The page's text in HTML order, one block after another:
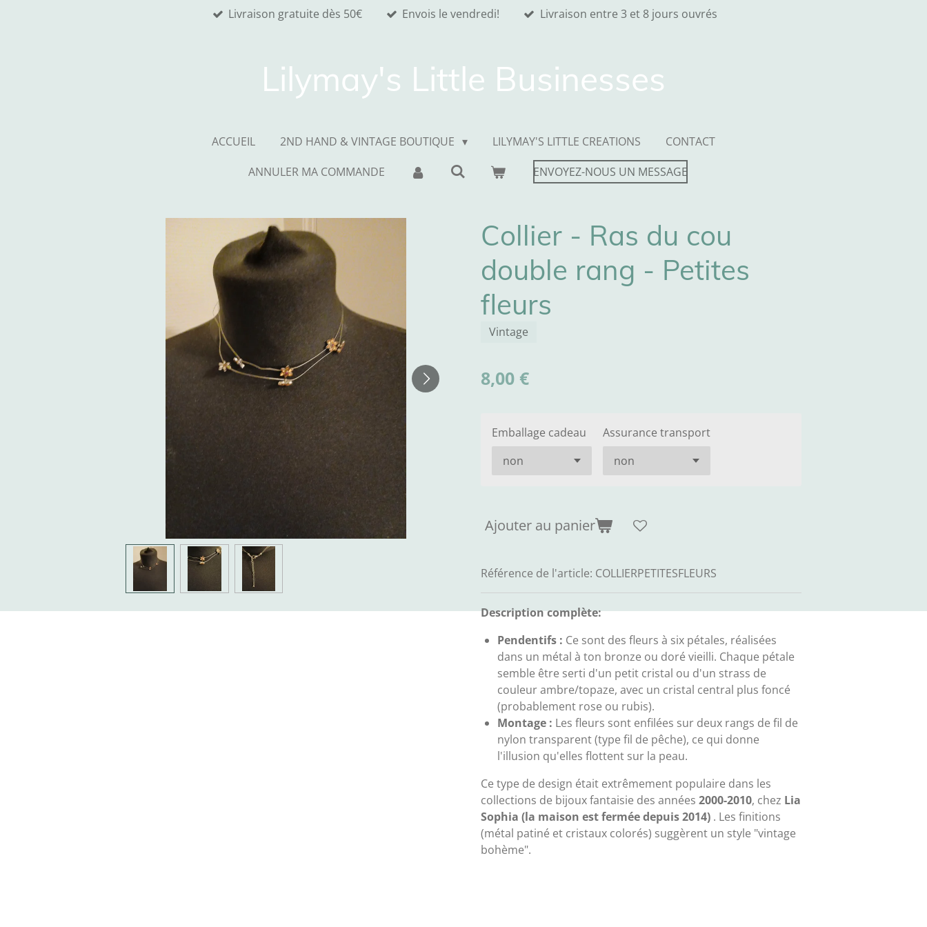
Livraison gratuite dès 50€ Envois le vendredi! Livraison entre 3 et 8 jours ouvrés
Lilymay's Little Businesses
ACCUEIL 2ND HAND & VINTAGE BOUTIQUE LILYMAY'S LITTLE CREATIONS
CONTACT
ANNULER MA COMMANDE
ENVOYEZ-NOUS UN MESSAGE
Collier - Ras du cou
double rang - Petites
fleurs
Vintage
8,00 €
Emballage cadeau Assurance transport
Ajouter au panier
Référence de l'article: COLLIERPETITESFLEURS
Description complète:
Pendentifs : Ce sont des fleurs à six pétales, réalisées
dans un métal à ton bronze ou doré vieilli. Chaque pétale
semble être serti d'un petit cristal ou d'un strass de
couleur ambre/topaze, avec un cristal central plus foncé
(probablement rose ou rubis).
Montage : Les fleurs sont enfilées sur deux rangs de fil de
nylon transparent (type fil de pêche), ce qui donne
l'illusion qu'elles flottent sur la peau.
Ce type de design était extrêmement populaire dans les
collections de bijoux fantaisie des années 2000-2010, chez Lia
Sophia (la maison est fermée depuis 2014) . Les finitions
(métal patiné et cristaux colorés) suggèrent un style "vintage
bohème".